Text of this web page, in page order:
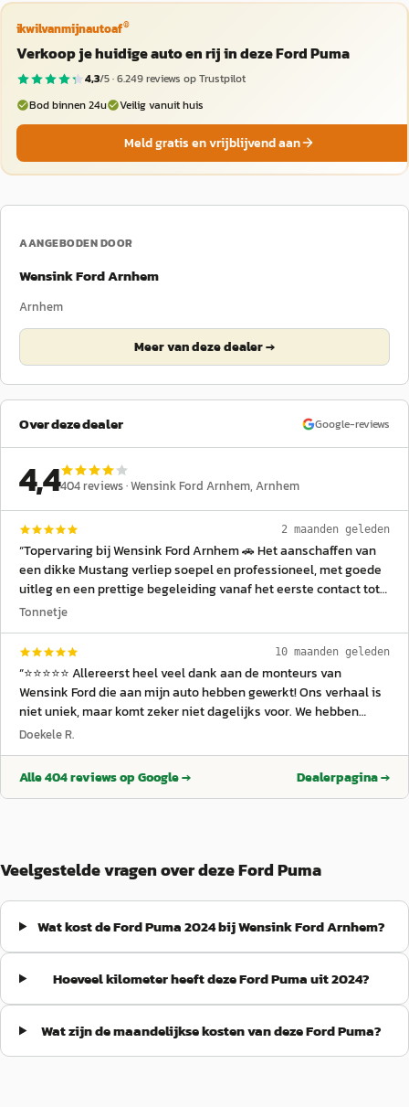
ikwilvanmijnautoaf®
Verkoop je huidige auto en rij in deze Ford Puma
4,3/5 ·6.249reviews op Trustpilot
Bod binnen 24u
Veilig vanuit huis
Meld gratis en vrijblijvend aan
AANGEBODEN DOOR
Wensink Ford Arnhem
Arnhem
Meer van deze dealer →
Over deze dealer Google-reviews
4,4404reviews ·Wensink Ford Arnhem, Arnhem
2 maanden geleden
“Topervaring bij Wensink Ford Arnhem 🚗 Het aanschaffen van
een dikke Mustang verliep soepel en professioneel, met goede
uitleg en een prettige begeleiding vanaf het eerste contact tot
de aflevering. De garage maakt een verzorgde en deskundige
modellen zoals de Ford Kuga kun je hier goed terecht dankzij de
aanwezige kennis binnen het team. Het personeel is vriendelijk
en denkt actief mee bij vragen of wensen rondom de auto. Een
offerte wordt helder uitgelegd, waardoor alles transparant en
overzichtelijk blijft. Tijdens het bezoek kun je rustig genieten
van een kop koffie ☕ terwijl alles netjes geregeld wordt. Een fijne
Ford-dealer waar klantvriendelijkheid, service en kwaliteit
centraal staan 👍”
Tonnetje
10 maanden geleden
“⭐️⭐️⭐️⭐️⭐️ Allereerst heel veel dank aan de monteurs van
Wensink Ford die aan mijn auto hebben gewerkt! Ons verhaal is
niet uniek, maar komt zeker niet dagelijks voor. We hebben
namelijk onze Ford Ranger uit Amerika meegenomen nadat we
hij niet voldeed aan de Nederlandse eisen. Er moesten twee
dingen aangepast worden: de achter mistlamp en het stadslicht
met het resultaat!”
Doekele R.
Alle404reviews op Google → Dealerpagina →
Veelgestelde vragen over deze Ford Puma
Wat kost de Ford Puma 2024 bij Wensink Ford Arnhem?
Hoeveel kilometer heeft deze Ford Puma uit 2024?
Wat zijn de maandelijkse kosten van deze Ford Puma?